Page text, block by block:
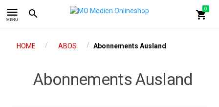
menu
MENU
search shopping_cart
0
HOME / ABOS / Abonnements Ausland
Abonnements Ausland